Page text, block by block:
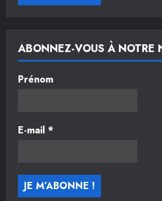
ABONNEZ-VOUS À NOTRE
Prénom
E-mail *